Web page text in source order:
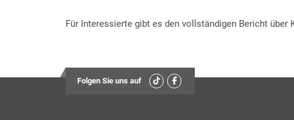
Für Interessierte gibt es den vollständigen Bericht über
Folgen Sie uns auf